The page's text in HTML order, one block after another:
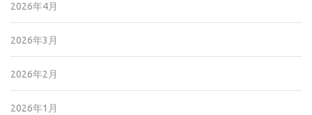
2026年4月
2026年3月
2026年2月
2026年1月